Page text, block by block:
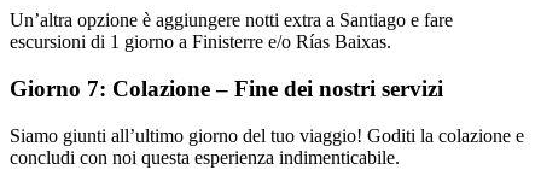
Un’altra opzione è aggiungere notti extra a Santiago e fare
escursioni di 1 giorno a Finisterre e/o Rías Baixas.
Giorno 7: Colazione – Fine dei nostri servizi
Siamo giunti all’ultimo giorno del tuo viaggio! Goditi la colazione e
concludi con noi questa esperienza indimenticabile.